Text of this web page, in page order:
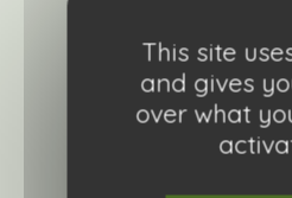
This site
and gives
over what